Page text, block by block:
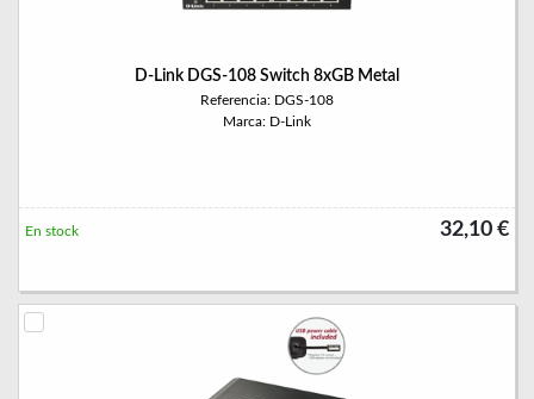
D-Link DGS-108 Switch 8xGB Metal
Referencia: DGS-108
Marca: D-Link
32,10 €
En stock